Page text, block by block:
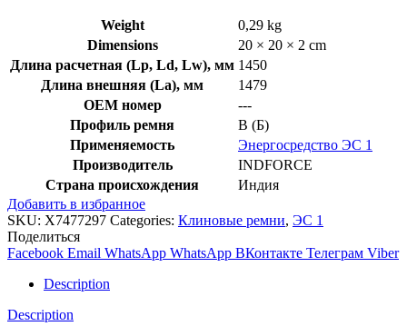
Weight
0,29 kg
Dimensions
20 × 20 × 2 cm
Длина расчетная (Lp, Ld, Lw), мм 1450
Длина внешняя (La), мм
1479
OEM номер
---
Профиль ремня
B (Б)
Применяемость
Энергосредство ЭС 1
Производитель
INDFORCE
Страна происхождения
Индия
Добавить в избранное
SKU: X7477297 Categories: Клиновые ремни, ЭС 1
Поделиться
Facebook Email WhatsApp WhatsApp ВКонтакте Телеграм Viber
Description
Description